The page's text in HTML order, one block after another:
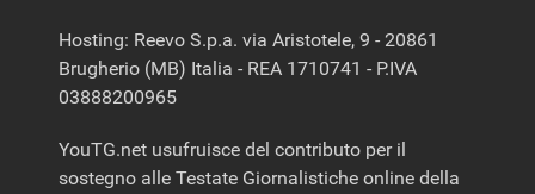
Hosting: Reevo S.p.a. via Aristotele, 9 - 20861
Brugherio (MB) Italia - REA 1710741 - P.IVA
03888200965
YouTG.net usufruisce del contributo per il
sostegno alle Testate Giornalistiche online della